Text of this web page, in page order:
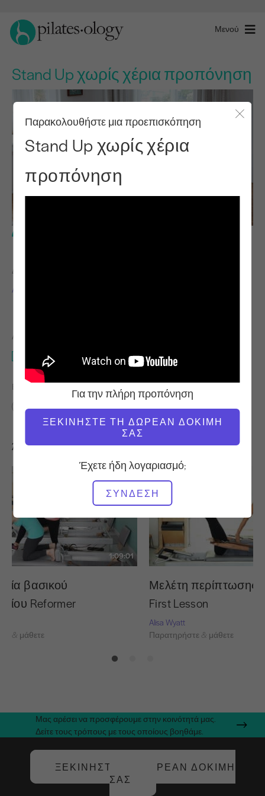
Μενού
Stand Up χωρίς χέρια προπόνηση
Παρακολουθήστε μια προεπισκόπηση
Stand Up χωρίς χέρια
προπόνηση
Για την πλήρη προπόνηση
ΞΕΚΙΝΉΣΤΕ ΤΗ ΔΩΡΕΆΝ ΔΟΚΙΜΉ
ΣΑΣ
Έχετε ήδη λογαριασμό;
ΣΎΝΔΕΣΗ
ΔΆΣΚΑΛΟΣ
Alisa Wyatt
ΑΠΑΙΤΟΎΜΕΝΟΣ ΕΞΟΠΛΙΣΜΌΣ
ΒΡΕΊΤΕ ΠΑΡΌΜΟΙΕΣ ΤΆΞΕΙΣ ΓΙΑ
Ενδιάμεσο
20 - 30 λεπτά Mat
Άλλες προπονήσεις που μπορεί να σας αρέσουν
1:09:01
βασικού
Reformer
& μάθετε
Μελέτη περίπτωσης:
First Lesson
Alisa Wyatt
Παρατηρήστε & μάθετε
Μας αρέσει να προσφέρουμε στην κοινότητά μας.
Δείτε τους τρόπους με τους οποίους βοηθάμε.
ΞΕΚΙΝΉΣΤΕ ΤΗ ΔΩΡΕΆΝ ΔΟΚΙΜΉ
ΣΑΣ